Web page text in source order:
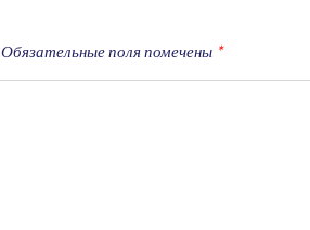
Обязательные поля помечены *